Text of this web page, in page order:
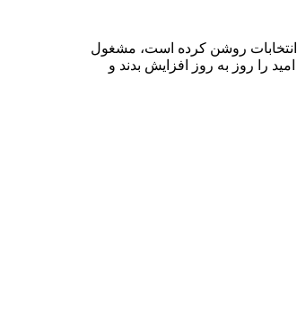
انتخابات روشن کرده است، مشغول
و امید را روز به روز افزایش بدند و